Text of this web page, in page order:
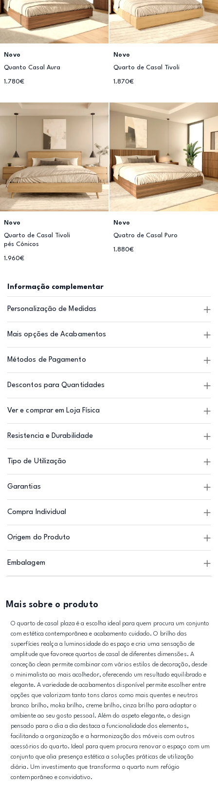
Novo
Quanto Casal Aura
1.780€
Novo
Quarto de Casal Tivoli
1.870€
Novo
Quarto de Casal Tivoli
pés Cónicos
1.960€
Novo
Quatro de Casal Puro
1.880€
Informação complementar
Personalização de Medidas
Mais opções de Acabamentos
Métodos de Pagamento
Descontos para Quantidades
Ver e comprar em Loja Física
Resistencia e Durabilidade
Tipo de Utilização
Garantias
Compra Individual
Origem do Produto
Embalagem
Mais sobre o produto
O quarto de casal plaza é a escolha ideal para quem procura um conjunto
com estética contemporânea e acabamento cuidado. O brilho das
superfícies realça a luminosidade do espaço e cria uma sensação de
amplitude que favorece quartos de casal de diferentes dimensões. A
conceção clean permite combinar com vários estilos de decoração, desde
o minimalista ao mais acolhedor, oferecendo um resultado equilibrado e
elegante. A variedade de acabamentos disponível permite escolher entre
opções que valorizam tanto tons claros como mais quentes e neutros
branco brilho, moka brilho, creme brilho, cinza brilho para adaptar o
ambiente ao seu gosto pessoal. Além do aspeto elegante, o design
pensado para o dia a dia destaca a funcionalidade dos elementos,
facilitando a organização e a harmonização dos móveis com outros
acessórios do quarto. Ideal para quem procura renovar o espaço com um
conjunto que alia presença estética a soluções práticas de utilização
diária. Um investimento que transforma o quarto num refúgio
contemporâneo e convidativo.